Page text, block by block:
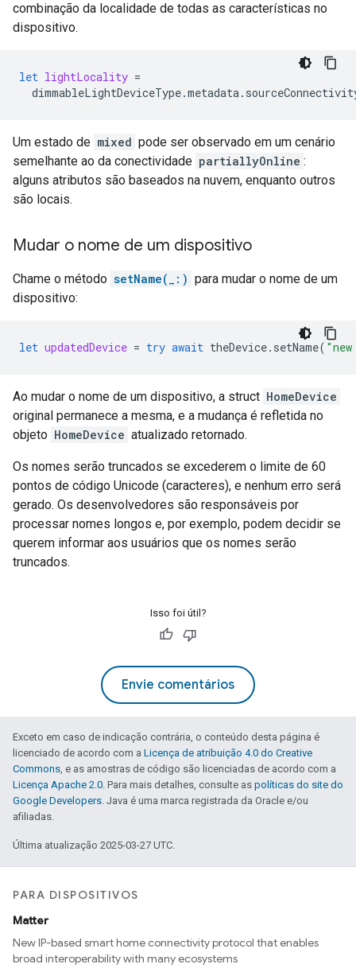
combinação da localidade de todas as características no
dispositivo.
let lightLocality =
dimmableLightDeviceType.metadata.
Um estado de mixed pode ser observado em um cenário
semelhante ao da conectividade partiallyOnline :
alguns atributos são baseados na nuvem, enquanto outros
são locais.
Mudar o nome de um dispositivo
Chame o método setName(_:) para mudar o nome de um
dispositivo:
let updatedDevice = try await theDevice. setName(
Ao mudar o nome de um dispositivo, a struct HomeDevice
original permanece a mesma, e a mudança é refletida no
objeto HomeDevice atualizado retornado.
Os nomes serão truncados se excederem o limite de 60
pontos de código Unicode (caracteres), e nenhum erro será
gerado. Os desenvolvedores são responsáveis por
processar nomes longos e, por exemplo, podem decidir se
querem informar aos usuários que os nomes serão
truncados.
Isso foi útil?
Envie comentários
Exceto em caso de indicação contrária, o conteúdo desta página é
licenciado de acordo com a Licença de atribuição 4.0 do Creative
Commons, e as amostras de código são licenciadas de acordo com a
Licença Apache 2.0. Para mais detalhes, consulte as políticas do site do
Google Developers. Java é uma marca registrada da Oracle e/ou
afiliadas.
Última atualização 2025-03-27 UTC.
PARA DISPOSITIVOS
Matter
New IP-based smart home connectivity protocol that enables
broad interoperability with many ecosystems